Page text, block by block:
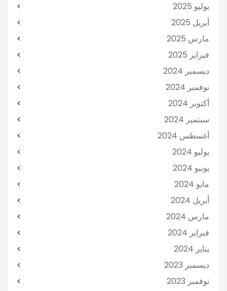
يوليو 2025
أبريل 2025
مارس 2025
فبراير 2025
ديسمبر 2024
نوفمبر 2024
أكتوبر 2024
سبتمبر 2024
أغسطس 2024
يوليو 2024
يونيو 2024
مايو 2024
أبريل 2024
مارس 2024
فبراير 2024
يناير 2024
ديسمبر 2023
نوفمبر 2023